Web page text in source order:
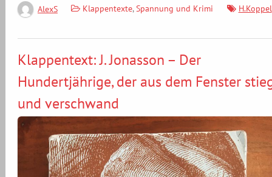
AlexS Klappentexte,Spannung und Krimi H.Koppel
Klappentext: J. Jonasson – Der
Hundertjährige, der aus dem Fenster
und verschwand